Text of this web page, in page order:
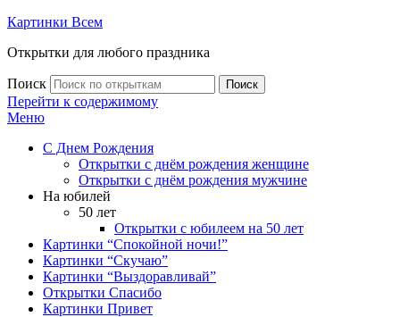
Картинки Всем
Открытки для любого праздника
Поиск Поиск
Перейти к содержимому
Меню
С Днем Рождения
Открытки с днём рождения женщине
Открытки с днём рождения мужчине
На юбилей
50 лет
Открытки с юбилеем на 50 лет
Картинки “Спокойной ночи!”
Картинки “Скучаю”
Картинки “Выздоравливай”
Открытки Спасибо
Картинки Привет